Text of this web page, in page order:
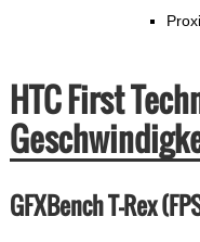
HTC First
GFXBench T-Rex